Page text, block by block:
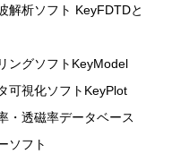
解析ソフト KeyFDTDと
ングソフトKeyModel
可視化ソフトKeyPlot
・透磁率データベース
ソフト